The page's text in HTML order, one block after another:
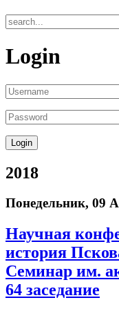
Login
2018
Понедельник, 09
Научная
история
Семинар им.
64 заседание